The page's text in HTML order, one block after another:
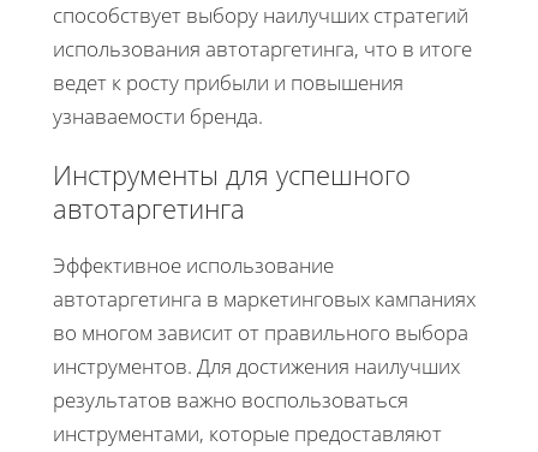
способствует выбору наилучших стратегий
использования автотаргетинга, что в итоге
ведет к росту прибыли и повышения
узнаваемости бренда.
Инструменты для успешного
автотаргетинга
Эффективное использование
автотаргетинга в маркетинговых кампаниях
во многом зависит от правильного выбора
инструментов. Для достижения наилучших
результатов важно воспользоваться
инструментами, которые предоставляют